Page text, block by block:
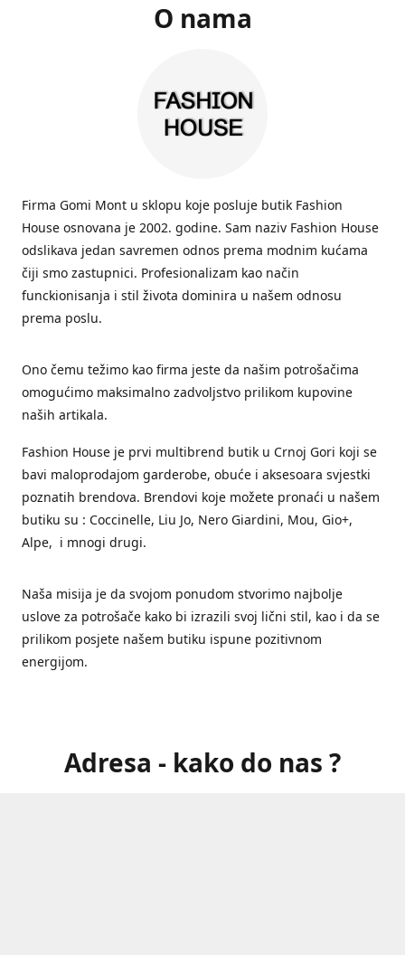
O nama
Firma Gomi Mont u sklopu koje posluje butik Fashion
House osnovana je 2002. godine. Sam naziv Fashion House
odslikava jedan savremen odnos prema modnim kućama
čiji smo zastupnici. Profesionalizam kao način
funckionisanja i stil života dominira u našem odnosu
prema poslu.
Ono čemu težimo kao firma jeste da našim potrošačima
omogućimo maksimalno zadvoljstvo prilikom kupovine
naših artikala.
Fashion House je prvi multibrend butik u Crnoj Gori koji se
bavi maloprodajom garderobe, obuće i aksesoara svjestki
poznatih brendova. Brendovi koje možete pronaći u našem
butiku su : Coccinelle, Liu Jo, Nero Giardini, Mou, Gio+,
Alpe, i mnogi drugi.
Naša misija je da svojom ponudom stvorimo najbolje
uslove za potrošače kako bi izrazili svoj lični stil, kao i da se
prilikom posjete našem butiku ispune pozitivnom
energijom.
Adresa - kako do nas ?